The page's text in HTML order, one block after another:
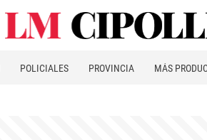
POLICIALES PROVINCIA MÁS